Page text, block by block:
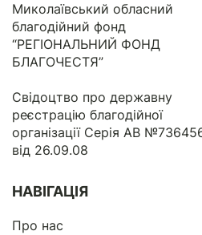
Миколаївський обласний
благодійний фонд
“РЕГІОНАЛЬНИЙ ФОНД
БЛАГОЧЕСТЯ”
Свідоцтво про державну
реєстрацію благодійної
організації Серія АВ
від 26.09.08
НАВІГАЦІЯ
Про нас